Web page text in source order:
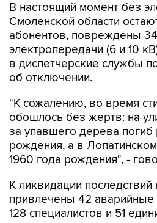
В настоящий момент без
Смоленской области
абонентов, повреждены
электропередачи (6 и 10
в диспетчерские службы
об отключении.
"К сожалению, во время
обошлось без жертв: на
за упавшего дерева погиб
рождения, а в
1960 года рождения", -
К ликвидации
привлечены 42 аварийные
128 специалистов и 51